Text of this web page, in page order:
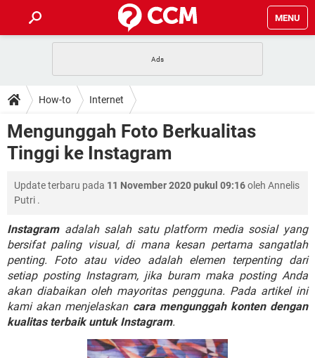
MENU
APLIKASI NONTON FILM & SERI
BUAT AKUN TIKTOK APLIKASI VIDEO-CALL
HOW-TO
SAFE MODE ANDROID
KODE RAHASIA NETFLIX
DOWNLOAD
ADOBE PREMIERE PRO INSTAGRAM UNTUK PC
FORUM
Lupa Password Gmail WiFi Tidak Berfungsi
ENSIKLOPEDIA
Front Office dan Back Office OOP - Data Enkapsulasi
Jenis-jenis Network atau Jaringan
How-to Internet
Mengunggah Foto Berkualitas
Tinggi ke Instagram
Update terbaru pada 11 November 2020 pukul 09:16oleh Annelis
Putri .
Instagramadalah salah satu platform media sosial yang
bersifat paling visual, di mana kesan pertama sangatlah
penting. Foto atau video adalah elemen terpenting dari
setiap posting Instagram, jika buram maka posting Anda
akan diabaikan oleh mayoritas pengguna. Pada artikel ini
kami akan menjelaskan cara mengunggah konten dengan
kualitas terbaik untuk Instagram.